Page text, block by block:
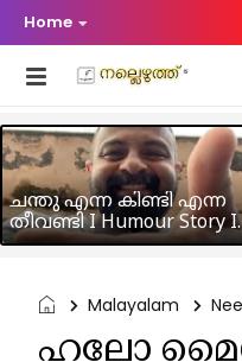
Home
ചന്തു എന്ന കിണ്ടി എന്ന
തീവണ്ടി I Humour Story I
Rajeev Panicker
Malayalam
ഹലോ